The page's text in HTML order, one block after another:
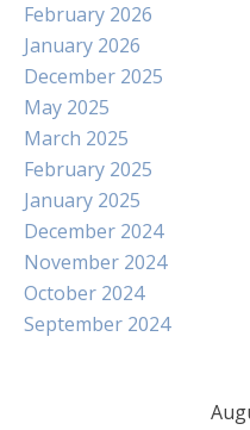
February 2026
January 2026
December 2025
May 2025
March 2025
February 2025
January 2025
December 2024
November 2024
October 2024
September 2024